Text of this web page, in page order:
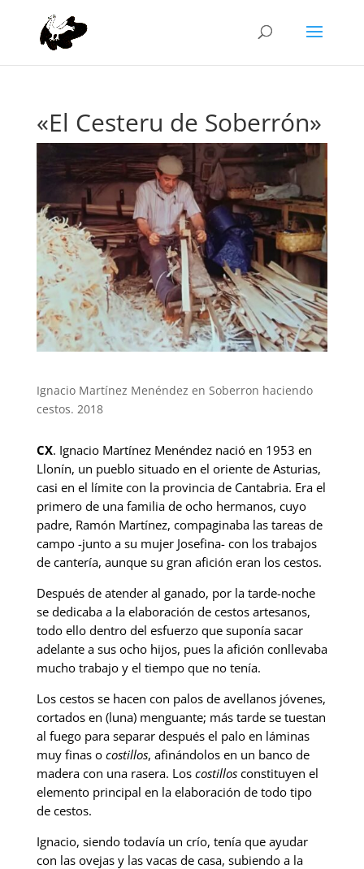
«El Cesteru de Soberrón»
Ignacio Martínez Menéndez en Soberron haciendo
cestos. 2018
CX. Ignacio Martínez Menéndez nació en 1953 en
Llonín, un pueblo situado en el oriente de Asturias,
casi en el límite con la provincia de Cantabria. Era el
primero de una familia de ocho hermanos, cuyo
padre, Ramón Martínez, compaginaba las tareas de
campo -junto a su mujer Josefina- con los trabajos
de cantería, aunque su gran afición eran los cestos.
Después de atender al ganado, por la tarde-noche
se dedicaba a la elaboración de cestos artesanos,
todo ello dentro del esfuerzo que suponía sacar
adelante a sus ocho hijos, pues la afición conllevaba
mucho trabajo y el tiempo que no tenía.
Los cestos se hacen con palos de avellanos jóvenes,
cortados en (luna) menguante; más tarde se tuestan
al fuego para separar después el palo en láminas
muy finas o costillos, afinándolos en un banco de
madera con una rasera. Los costillosconstituyen el
elemento principal en la elaboración de todo tipo
de cestos.
Ignacio, siendo todavía un crío, tenía que ayudar
con las ovejas y las vacas de casa, subiendo a la